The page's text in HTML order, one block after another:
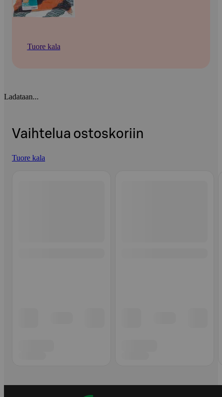
Tuore kala
Ladataan...
Vaihtelua ostoskoriin
Tuore kala